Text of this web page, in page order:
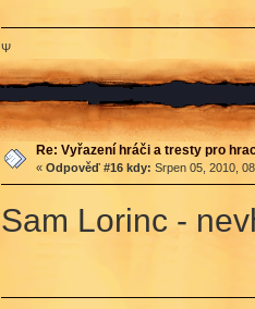
Ψ
Re: Vyřazení hráči a tresty pro
« Odpověď #16 kdy: Srpen 05, 2010,
Sam Lorinc -